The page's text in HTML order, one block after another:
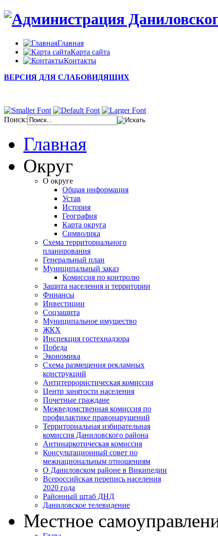
Главная
Карта сайта
Контакты
ВЕРСИЯ ДЛЯ СЛАБОВИДЯЩИХ
Поиск:
Главная
Округ
О округе
Общая информация
Устав
История
География
Карта округа
Символика
Схема территориального
планирования
Генеральный план
Муниципальный заказ
Комиссия по контролю
Защита населения и территории
Финансы
Инвестиции
Соцзащита
Муниципальное имущество
ЖКХ
Инспекция гостехнадзора
Победа
Экономика
Схема размещения рекламных
конструкций
Антитеррористическая комиссия
Центр занятости населения
Почетные граждане
Межведомственная комиссия по
профилактике правонарушений
Территориальная избирательная
комиссия Даниловского района
Антинаркотическая комиссия
Консультационный совет по
межнациональным отношениям
О Даниловском районе в Википедии
Всероссийская перепись населения
2020 года
Районный штаб ДНД
Даниловское телевидение
Местное